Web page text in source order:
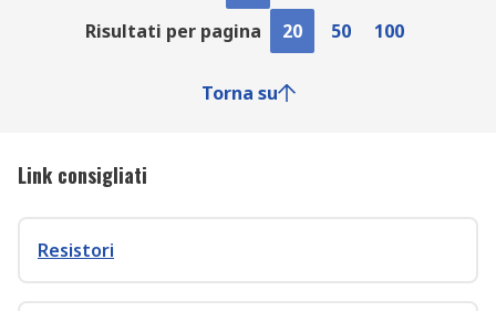
Risultati per pagina
20 50 100
Torna su
Link consigliati
Resistori